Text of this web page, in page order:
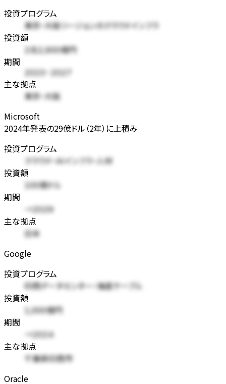
投資プログラム
東京・大阪リージョンのクラウドインフラ
投資額
2兆2,600億円
期間
2023-2027
主な拠点
東京・大阪
Microsoft
2024年発表の29億ドル（2年）に上積み
投資プログラム
クラウド・AIインフラ・人材
投資額
100億ドル
期間
→2029
主な拠点
日本
Google
投資プログラム
印西データセンター・海底ケーブル
投資額
1,000億円
期間
→2024
主な拠点
千葉県印西市
Oracle